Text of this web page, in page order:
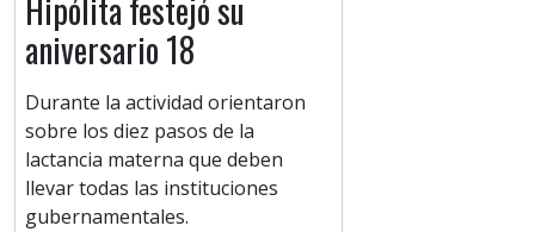
Hipólita festejó su
aniversario 18
Durante la actividad orientaron
sobre los diez pasos de la
lactancia materna que deben
llevar todas las instituciones
gubernamentales.